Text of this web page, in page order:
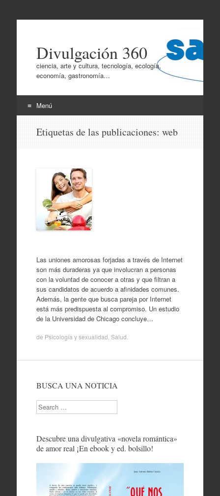
Divulgación 360
ciencia, arte y cultura, tecnología, ecología,
economía, gastronomía…
Menú
Etiquetas de las publicaciones: web
Las uniones amorosas forjadas a través de Internet
son más duraderas ya que involucran a personas
con la voluntad de conocer a otras y que filtran a
sus candidatos de acuerdo a afinidades comunes.
Además, la gente que busca pareja por Internet
está más predispuesta al compromiso. Un estudio
de la Universidad de Chicago concluye…
de Psicología y sexualidad Salud
BUSCA UNA NOTICIA
Search
Descubre una divulgativa «novela romántica»
de amor real ¡En ebook y ed. bolsillo!